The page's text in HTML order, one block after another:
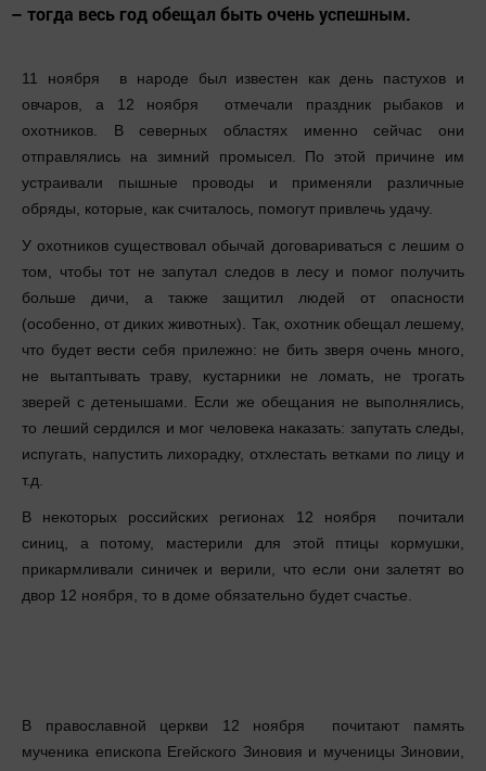
– тогда весь год обещал быть очень успешным.
11 ноября в народе был известен как день пастухов и
овчаров, а 12 ноября отмечали праздник рыбаков и
охотников. В северных областях именно сейчас они
отправлялись на зимний промысел. По этой причине им
устраивали пышные проводы и применяли различные
обряды, которые, как считалось, помогут привлечь удачу.
У охотников существовал обычай договариваться с лешим о
том, чтобы тот не запутал следов в лесу и помог получить
больше дичи, а также защитил людей от опасности
(особенно, от диких животных). Так, охотник обещал лешему,
что будет вести себя прилежно: не бить зверя очень много,
не вытаптывать траву, кустарники не ломать, не трогать
зверей с детенышами. Если же обещания не выполнялись,
то леший сердился и мог человека наказать: запутать следы,
испугать, напустить лихорадку, отхлестать ветками по лицу и
т.д.
В некоторых российских регионах 12 ноября почитали
синиц, а потому, мастерили для этой птицы кормушки,
прикармливали синичек и верили, что если они залетят во
двор 12 ноября, то в доме обязательно будет счастье.
В православной церкви 12 ноября почитают память
мученика епископа Егейского Зиновия и мученицы Зиновии,